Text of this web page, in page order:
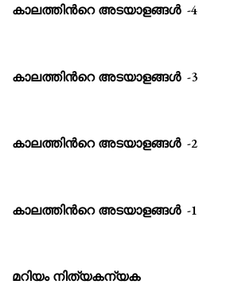
കാലത്തിൻറെ അടയാളങ്ങൾ -4
കാലത്തിൻറെ അടയാളങ്ങൾ -3
കാലത്തിൻറെ അടയാളങ്ങൾ -2
കാലത്തിൻറെ അടയാളങ്ങൾ -1
മറിയം നിത്യകന്യക